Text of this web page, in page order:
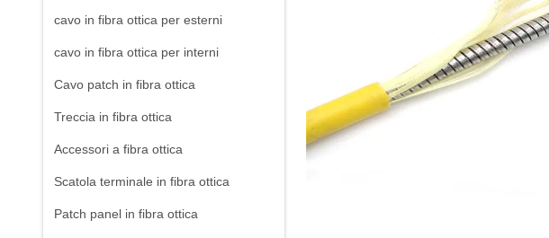
cavo in fibra ottica per esterni
cavo in fibra ottica per interni
Cavo patch in fibra ottica
Treccia in fibra ottica
Accessori a fibra ottica
Scatola terminale in fibra ottica
Patch panel in fibra ottica